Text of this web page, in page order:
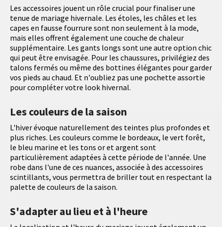
Les accessoires jouent un rôle crucial pour finaliser une
tenue de mariage hivernale. Les étoles, les châles et les
capes en fausse fourrure sont non seulement à la mode,
mais elles offrent également une couche de chaleur
supplémentaire. Les gants longs sont une autre option chic
qui peut être envisagée. Pour les chaussures, privilégiez des
talons fermés ou même des bottines élégantes pour garder
vos pieds au chaud. Et n'oubliez pas une pochette assortie
pour compléter votre look hivernal.
Les couleurs de la saison
L'hiver évoque naturellement des teintes plus profondes et
plus riches. Les couleurs comme le bordeaux, le vert forêt,
le bleu marine et les tons or et argent sont
particulièrement adaptées à cette période de l'année. Une
robe dans l'une de ces nuances, associée à des accessoires
scintillants, vous permettra de briller tout en respectant la
palette de couleurs de la saison.
S'adapter au lieu et à l'heure